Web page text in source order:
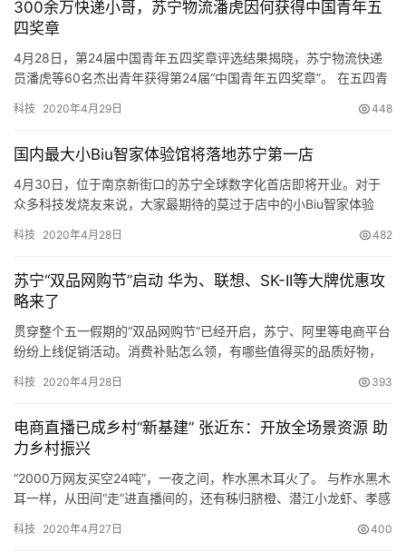
推进自主产品上新。截至目前，苏宁发布了数十款苏宁小
Biu系列智能新品，全面覆盖家电领域。与此同时，苏宁先
后收购万达百货及家乐福中国，完成了全场景全品类零售布
局的最后一块拼图，市场份额持续扩大。
值得一提的是，服务是苏宁家电领跑行业的杀手锏。苏宁坚
持售后自营，形成了行业标杆级的服务标准。今年，苏宁连
续推出20亿以旧换新补贴，业内首创先收再补，市场反响
热烈。正值高温空调销售旺季，苏宁各大区再度上演“蜘蛛
调货到24小时内上墙。同时针对家电售后乱象，苏宁首创
视频可视化系统，确保安装维修等服务可追溯，全面提升用
户体验，现已进入加速推广期。
又将全面搅动家电零售领域。经此一役，家电市场格局将如
何变化？值得期待。
https://knewsmart.com/archives/12547
300余万快递小哥，苏宁物流潘虎因何获得中国青年五
四奖章
4月28日，第24届中国青年五四奖章评选结果揭晓，苏宁物流快递
员潘虎等60名杰出青年获得第24届“中国青年五四奖章”。 在五四青
四奖章”，表彰青年中的优…
科技 2020年4月29日 448
国内最大小Biu智家体验馆将落地苏宁第一店
4月30日，位于南京新街口的苏宁全球数字化首店即将开业。对于
众多科技发烧友来说，大家最期待的莫过于店中的小Biu智家体验
光的小Biu智家体验馆店显示…
科技 2020年4月28日 482
苏宁“双品网购节”启动 华为、联想、SK-II等大牌优惠攻
略来了
贯穿整个五一假期的“双品网购节”已经开启，苏宁、阿里等电商平台
纷纷上线促销活动。消费补贴怎么领，有哪些值得买的品质好物，
消费券怎么领？ 为迎接“…
科技 2020年4月28日 393
电商直播已成乡村“新基建” 张近东：开放全场景资源 助
力乡村振兴
“2000万网友买空24吨”，一夜之间，柞水黑木耳火了。 与柞水黑木
耳一样，从田间“走”进直播间的，还有秭归脐橙、潜江小龙虾、孝感
商平台直播形态的加入…
科技 2020年4月27日 400